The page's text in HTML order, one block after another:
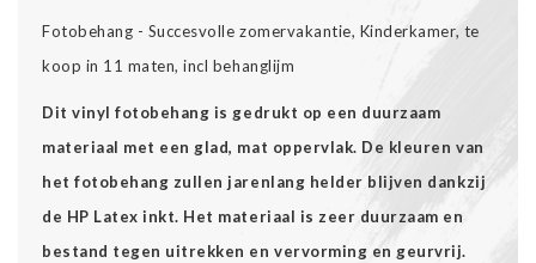
Fotobehang - Succesvolle zomervakantie, Kinderkamer, te
koop in 11 maten, incl behanglijm
Dit vinyl fotobehang is gedrukt op een duurzaam
materiaal met een glad, mat oppervlak. De kleuren van
het fotobehang zullen jarenlang helder blijven dankzij
de HP Latex inkt. Het materiaal is zeer duurzaam en
bestand tegen uitrekken en vervorming en geurvrij.